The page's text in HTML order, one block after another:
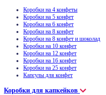
Коробки на 4 конфеты
Коробки на 5 конфет
Коробки на 6 конфет
Коробки на 8 конфет
Коробки на 8 конфет и шоколад
Коробки на 10 конфет
Коробки на 12 конфет
Коробки на 16 конфет
Коробки на 25 конфет
Капсулы для конфет
Коробки для капкейков